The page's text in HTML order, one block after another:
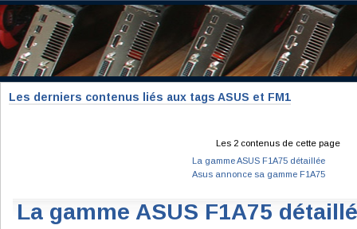
Les derniers contenus liés aux tags ASUS et FM1
Les 2 contenus de cette page
La gamme ASUS F1A75 détaillée
Asus annonce sa gamme F1A75
La gamme ASUS F1A75